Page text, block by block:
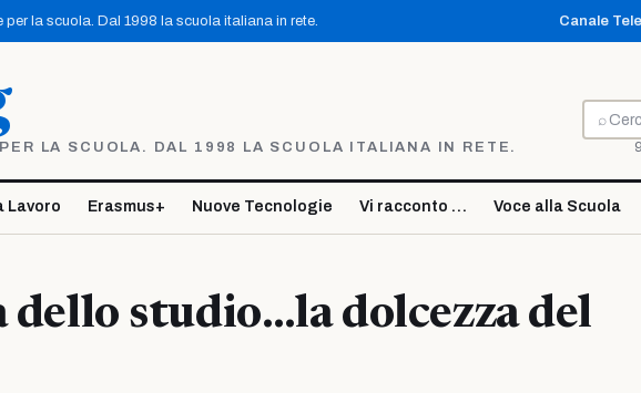
per la scuola. Dal 1998 la scuola italiana in rete. Canale
LA SCUOLA. DAL 1998 LA SCUOLA ITALIANA IN RETE.
⌕
Lavoro Erasmus+ Nuove Tecnologie Vi racconto … Voce alla Scuola
dello studio…la dolcezza del